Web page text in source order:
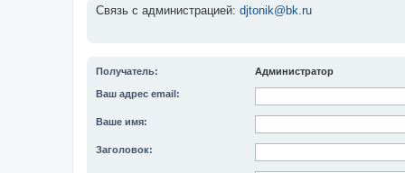
Связь с администрацией: djtonik@bk.ru
Получатель: Администратор
Ваш адрес email:
Ваше имя:
Заголовок: